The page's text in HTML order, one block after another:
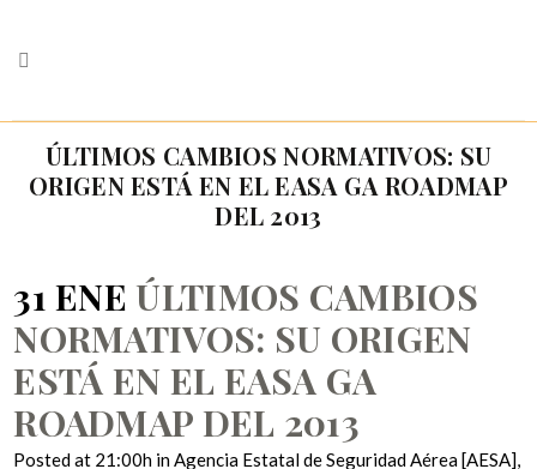
ÚLTIMOS CAMBIOS NORMATIVOS: SU
ORIGEN ESTÁ EN EL EASA GA ROADMAP
DEL 2013
31 ENE ÚLTIMOS CAMBIOS
NORMATIVOS: SU ORIGEN
ESTÁ EN EL EASA GA
ROADMAP DEL 2013
Posted at 21:00h inAgencia Estatal de Seguridad Aérea [AESA],